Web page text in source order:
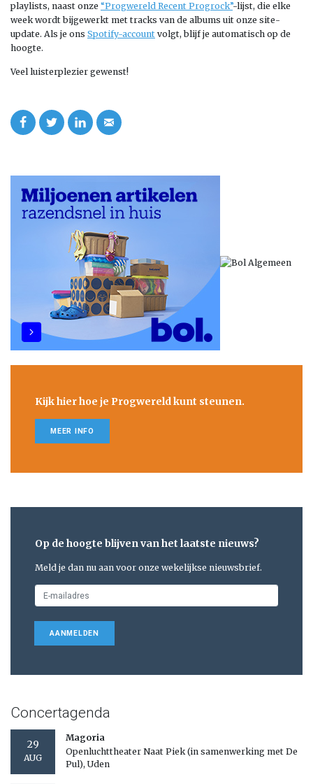
playlists, naast onze “Progwereld Recent Progrock”-lijst, die elke
week wordt bijgewerkt met tracks van de albums uit onze site-
update. Als je ons Spotify-account volgt, blijf je automatisch op de
hoogte.
Veel luisterplezier gewenst!
Kijk hier hoe je Progwereld kunt steunen.
MEER INFO
Op de hoogte blijven van het laatste nieuws?
Meld je dan nu aan voor onze wekelijkse nieuwsbrief.
AANMELDEN
Concertagenda
29
AUG
Magoria
Openluchttheater Naat Piek (in samenwerking met De
Pul), Uden